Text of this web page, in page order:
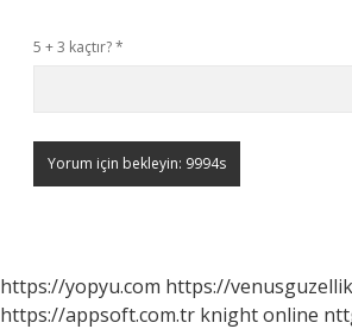
5 + 3 kaçtır?*
https://yopyu.com https://
https://appsoft.com.tr knight online